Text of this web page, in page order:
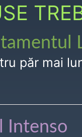
păr mai
Intenso